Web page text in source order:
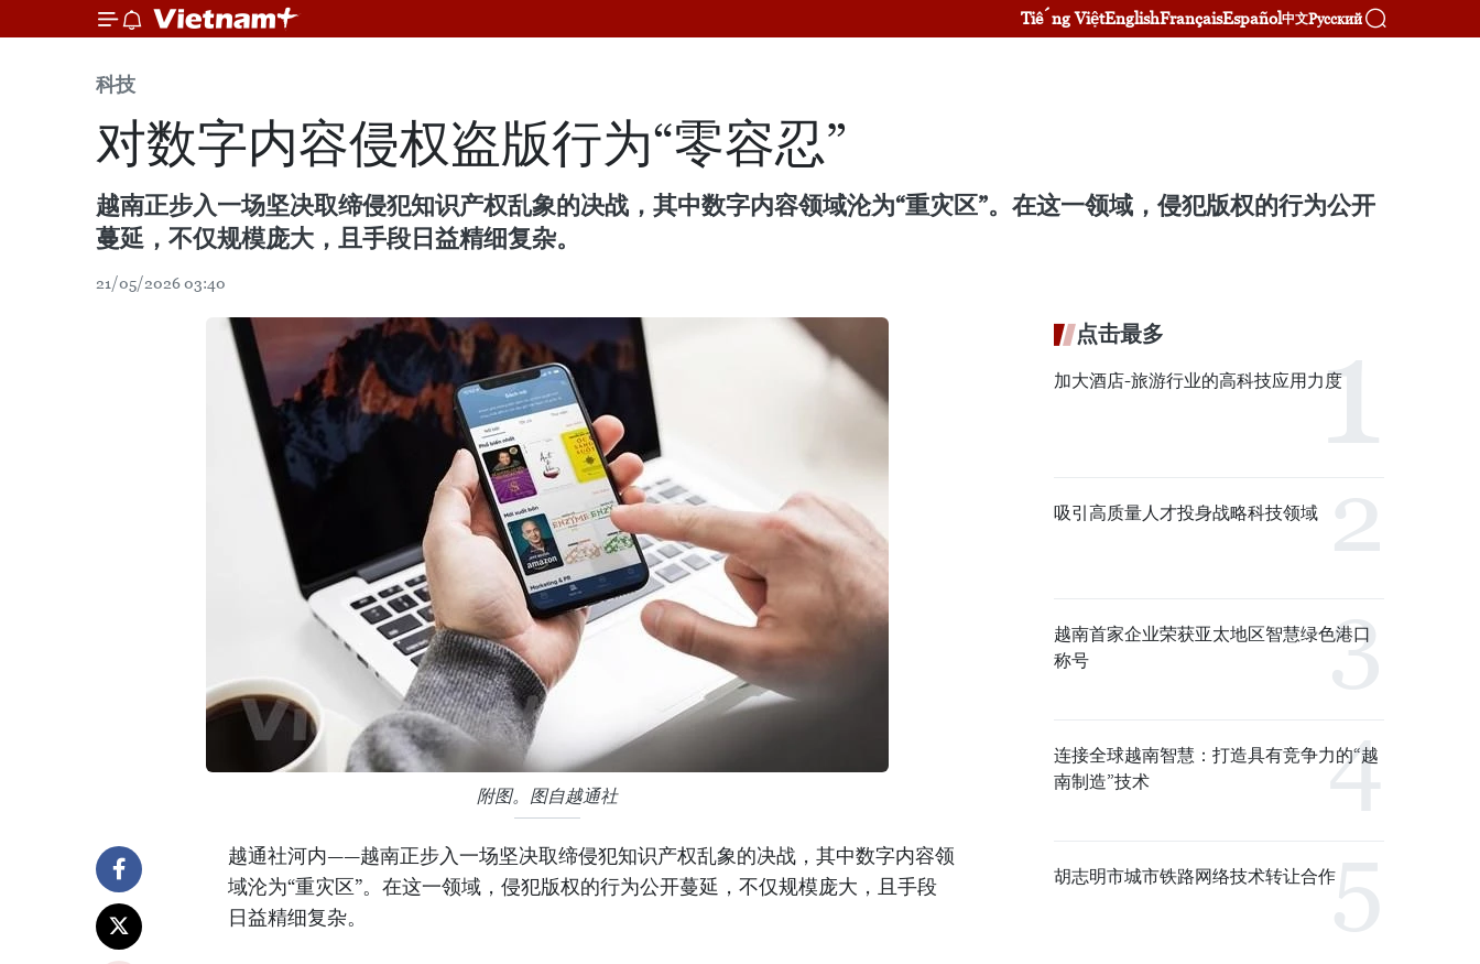
Tiếng ViệtEnglishFrançaisEspañol中文Русский
科技
对数字内容侵权盗版行为“零容忍”
越南正步入一场坚决取缔侵犯知识产权乱象的决战，其中数字内容领域沦为“重灾区”。在这一领域，侵犯版权的行为公开
蔓延，不仅规模庞大，且手段日益精细复杂。
21/05/2026 03:40
附图。图自越通社
越通社河内——越南正步入一场坚决取缔侵犯知识产权乱象的决战，其中数字内容领
域沦为“重灾区”。在这一领域，侵犯版权的行为公开蔓延，不仅规模庞大，且手段
日益精细复杂。
点击最多
加大酒店-旅游行业的高科技应用力度
吸引高质量人才投身战略科技领域
越南首家企业荣获亚太地区智慧绿色港口
称号
连接全球越南智慧：打造具有竞争力的“越
南制造”技术
胡志明市城市铁路网络技术转让合作